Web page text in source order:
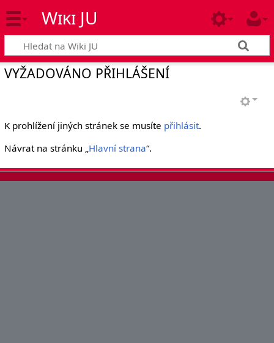
Wiki JU
VYŽADOVÁNO PŘIHLÁŠENÍ
K prohlížení jiných stránek se musíte přihlásit.
Návrat na stránku „Hlavní strana“.